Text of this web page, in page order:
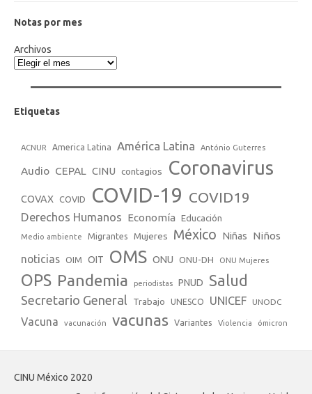
Notas por mes
Archivos
Etiquetas
ACNUR America Latina América Latina António Guterres
Audio CEPAL CINU contagios Coronavirus
COVAX COVID COVID-19 COVID19
Derechos Humanos Economía Educación
Medio ambiente Migrantes Mujeres México Niñas Niños
noticias OIM OIT OMS ONU ONU-DH ONU Mujeres
OPS Pandemia periodistas PNUD Salud
Secretario General Trabajo UNESCO UNICEF UNODC
Vacuna vacunación vacunas Variantes Violencia ómicron
CINU México 2020